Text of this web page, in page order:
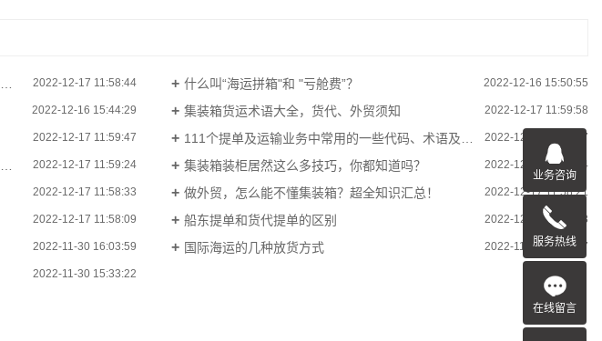
2022-12-17 11:58:44 什么叫“海运拼箱"和 "亏舱费”？ 2022-12-16 15:50:55
2022-12-16 15:44:29 集装箱货运术语大全，货代、外贸须知 2022-12-17 11:59:58
2022-12-17 11:59:47 111个提单及运输业务中常用的一些代码、术语及意义 2022-12-17 11:59:37
2022-12-17 11:59:24 集装箱装柜居然这么多技巧，你都知道吗？ 2022-12-17 11:59:14
2022-12-17 11:58:33 做外贸，怎么能不懂集装箱？超全知识汇总！ 2022-12-17 11:58:21
2022-12-17 11:58:09 船东提单和货代提单的区别 2022-12-17 11:57:58
2022-11-30 16:03:59 国际海运的几种放货方式 2022-11-30 16:03:27
2022-11-30 15:33:22
业务咨询
服务热线
在线留言